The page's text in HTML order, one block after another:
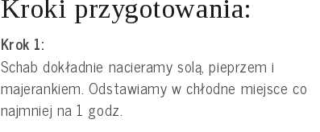
Kroki przygotowania:
Krok 1:
Schab dokładnie nacieramy solą, pieprzem i
majerankiem. Odstawiamy w chłodne miejsce co
najmniej na 1 godz.